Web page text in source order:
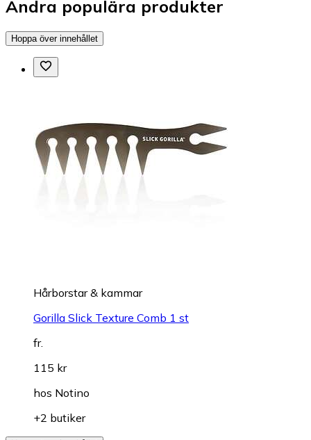
Andra populära produkter
Hoppa över innehållet
Hårborstar & kammar
Gorilla Slick Texture Comb 1 st
fr.
115 kr
hos Notino
+2 butiker